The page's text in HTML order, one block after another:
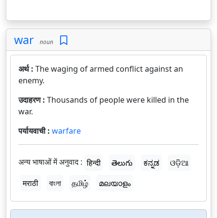
war noun
अर्थ : The waging of armed conflict against an
enemy.
उदाहरण : Thousands of people were killed in the
war.
पर्यायवाची : warfare
अन्य भाषाओं में अनुवाद : हिन्दी తెలుగు ಕನ್ನಡ
ଓଡ଼ିଆ
मराठी
বাংলা தமிழ் മലയാളം